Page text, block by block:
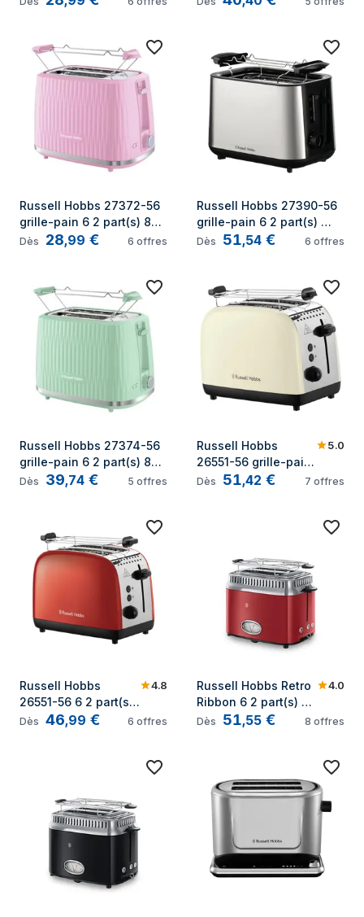
Russell Hobbs 27372-56
grille-pain 6 2 part(s) 800
W Rose
Dès 28,99 € 6 offres
Russell Hobbs 27390-56
grille-pain 6 2 part(s)
Noir, Acier inoxydable
Dès 51,54 € 6 offres
Russell Hobbs 27374-56
grille-pain 6 2 part(s) 800
W Vert
Dès 39,74 € 5 offres
Russell Hobbs
26551-56 grille-pain
6 2 part(s) 1600 W
5.0
Dès 51,42 € 7 offres
Russell Hobbs
26551-56 6 2 part(s)
1600 W Rouge,
4.8
Dès 46,99 € 6 offres
Russell Hobbs Retro
Ribbon 6 2 part(s)
1300 W Rouge
4.0
Dès 51,55 € 8 offres